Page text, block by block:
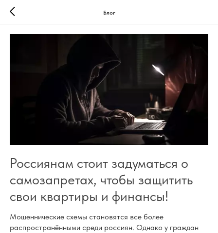
Блог
Россиянам стоит задуматься о
самозапретах, чтобы защитить
свои квартиры и финансы!
Мошеннические схемы становятся все более
распространёнными среди россиян. Однако у граждан